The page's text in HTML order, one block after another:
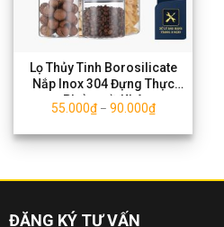
Lọ Thủy Tinh Borosilicate
Nắp Inox 304 Đựng Thực
Phẩm, Đồ Khô
55.000₫– 90.000₫
ĐĂNG KÝ TƯ VẤN